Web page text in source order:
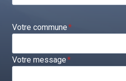
Votre commune*
Votre message*